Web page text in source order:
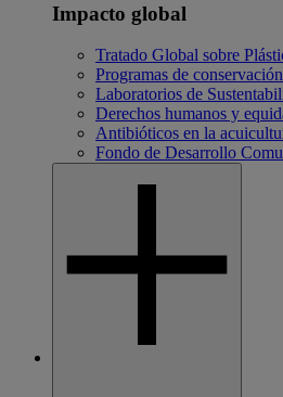
Impacto global
Tratado Global sobre
Programas de
Laboratorios de
Derechos humanos y
Antibióticos en la
Fondo de Desarrollo